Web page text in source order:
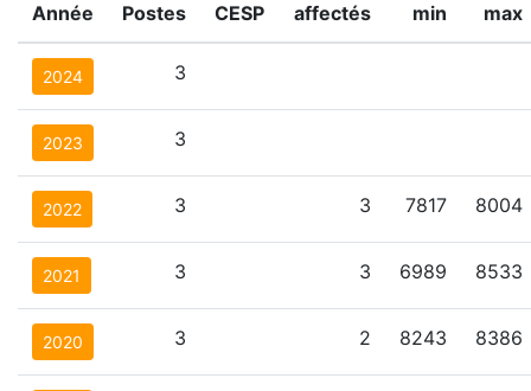
Année Postes CESP
affectés
min
max
2024 3
2023 3
2022 3 3 7817 8004
2021 3 3 6989 8533
2020 3 2 8243 8386